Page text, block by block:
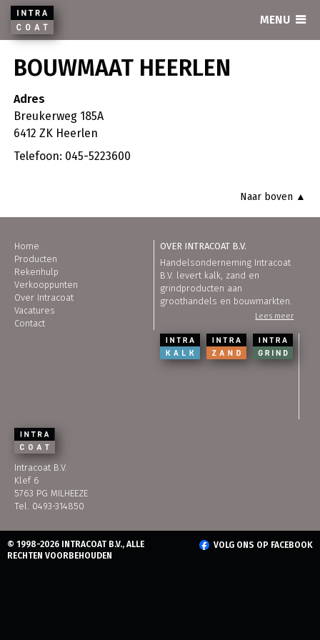
INTRACOAT MENU
BOUWMAAT HEERLEN
Adres
Breukerweg 185A
6412 ZK Heerlen
Telefoon: 045-5223600
Naar boven ▲
Home
Producten
Rekenhulp
Verkooppunten
Over Intracoat
Vacatures
Contact
OVER INTRACOAT B.V.
Handelsonderneming Intracoat
B.V. levert kalk, zand en
grindproducten aan
groothandels en bouwmarkten.
Lees meer
Intracoat B.V.
Klef 6
5763 PG MILHEEZE
Tel. 0493-314850
© 1998-2026 INTRACOAT B.V., ALLE
RECHTEN VOORBEHOUDEN
VOLG ONS OP FACEBOOK